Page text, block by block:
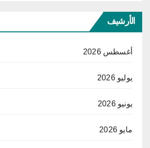
الأرشيف
أغسطس 2026
يوليو 2026
يونيو 2026
مايو 2026